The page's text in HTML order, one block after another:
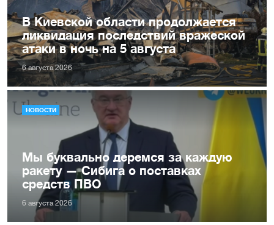
В Киевской области продолжается
ликвидация последствий вражеской
атаки в ночь на 5 августа
6 августа 2026
НОВОСТИ
Мы буквально деремся за каждую
ракету — Сибига о поставках
средств ПВО
6 августа 2026